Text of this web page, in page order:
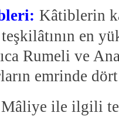
Kâtiblerin
teşkilâtının en
Rumeli ve
emrinde
Mâliye ile ilgili